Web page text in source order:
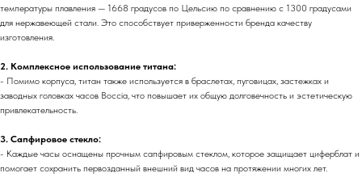
температуры плавления — 1668 градусов по Цельсию по сравнению с 1300 градусами
для нержавеющей стали. Это способствует приверженности бренда качеству
изготовления.
2. Комплексное использование титана:
- Помимо корпуса, титан также используется в браслетах, пуговицах, застежках и
заводных головках часов Boccia, что повышает их общую долговечность и эстетическую
привлекательность.
3. Сапфировое стекло:
- Каждые часы оснащены прочным сапфировым стеклом, которое защищает циферблат и
помогает сохранить первозданный внешний вид часов на протяжении многих лет.